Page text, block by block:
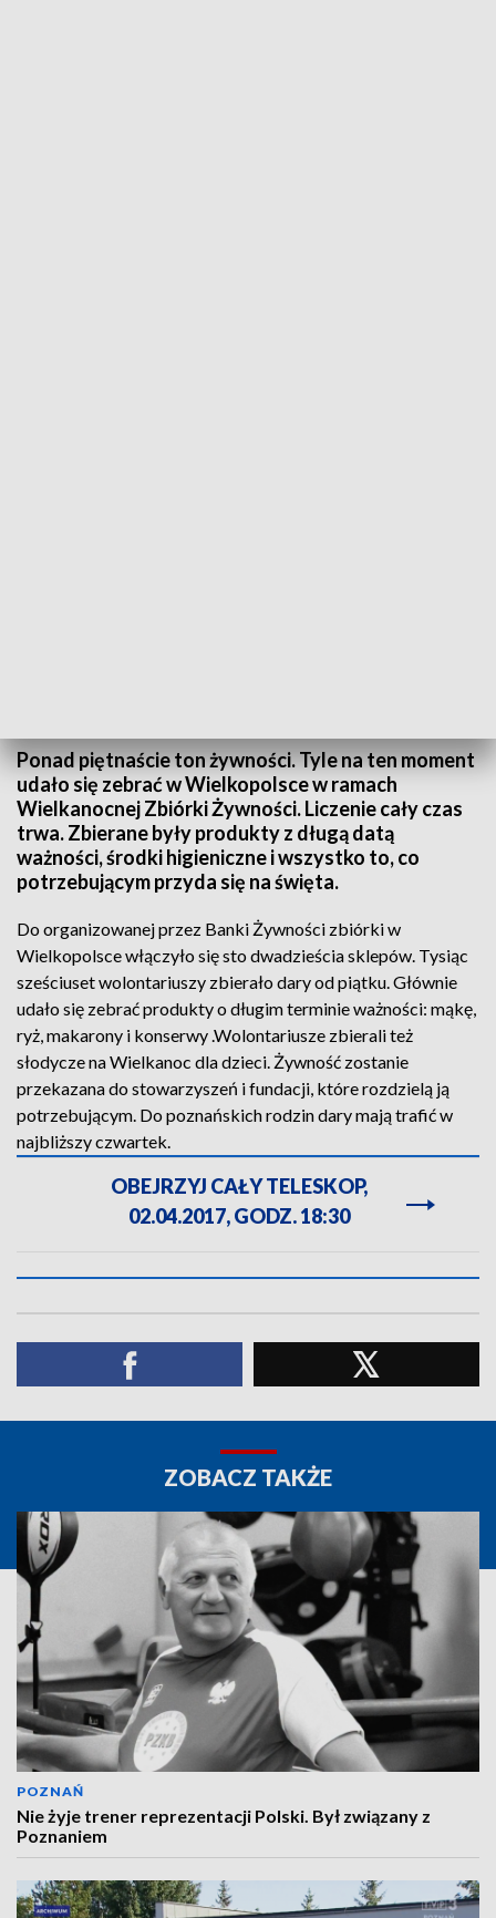
Ponad piętnaście ton żywności. Tyle na ten moment
udało się zebrać w Wielkopolsce w ramach
Wielkanocnej Zbiórki Żywności. Liczenie cały czas
trwa. Zbierane były produkty z długą datą
ważności, środki higieniczne i wszystko to, co
potrzebującym przyda się na święta.
Do organizowanej przez Banki Żywności zbiórki w
Wielkopolsce włączyło się sto dwadzieścia sklepów. Tysiąc
sześciuset wolontariuszy zbierało dary od piątku. Głównie
udało się zebrać produkty o długim terminie ważności: mąkę,
ryż, makarony i konserwy .Wolontariusze zbierali też
słodycze na Wielkanoc dla dzieci. Żywność zostanie
przekazana do stowarzyszeń i fundacji, które rozdzielą ją
potrzebującym. Do poznańskich rodzin dary mają trafić w
najbliższy czwartek.
OBEJRZYJ CAŁY TELESKOP,
02.04.2017, GODZ. 18:30
ZOBACZ TAKŻE
POZNAŃ
Nie żyje trener reprezentacji Polski. Był związany z
Poznaniem